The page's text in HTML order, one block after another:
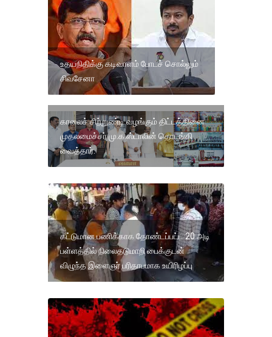
உதயநிதிக்கு கடிவாளம் போடச் சொல்லும்
சிவசேனா
காலைச் சிற்றுண்டி வழங்கும் திட்டத்தினை
முதலமைச்சர் மு.க.ஸ்டாலின் தொடங்கி
வைத்தார்.
கட்டுமான பணிக்காக தோண்டப்பட்ட 20 அடி
பள்ளத்தில் நிலைதடுமாறி பைக்குடன்
விழுந்த இளைஞர் பரிதாபமாக உயிரிழப்பு